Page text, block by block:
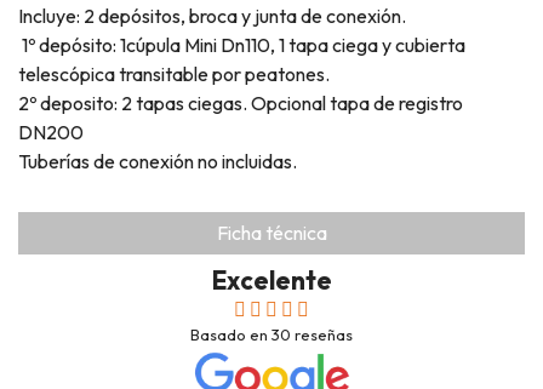
Ficha técnica
Incluye: 2 depósitos, broca y junta de conexión.
1º depósito: 1cúpula Mini Dn110, 1 tapa ciega y cubierta
telescópica transitable por peatones.
2º deposito: 2 tapas ciegas. Opcional tapa de registro
DN200
Tuberías de conexión no incluidas.
Excelente
Basado en 30 reseñas